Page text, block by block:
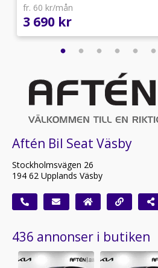
fr. 60 kr/mån
3 690 kr
Aftén Bil Seat Väsby
Stockholmsvägen 26
194 62 Upplands Väsby
436 annonser i butiken